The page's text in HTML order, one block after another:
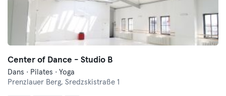
Center of Dance - Studio B
Dans · Pilates · Yoga
Prenzlauer Berg, Sredzskistraße 1